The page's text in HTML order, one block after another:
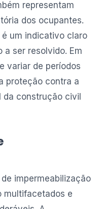
representam
dos ocupantes.
um indicativo claro
a ser resolvido. Em
variar de períodos
proteção contra a
construção civil
impermeabilização
multifacetados e